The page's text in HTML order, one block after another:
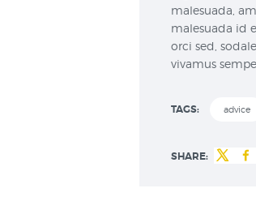
malesuada,
malesuada id
orci sed,
vivamus
TAGS: advice
SHARE: